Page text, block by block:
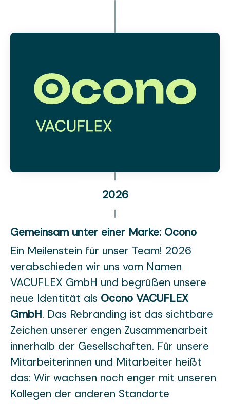
2026
Gemeinsam unter einer Marke: Ocono
Ein Meilenstein für unser Team! 2026
verabschieden wir uns vom Namen
VACUFLEX GmbH und begrüßen unsere
neue Identität als Ocono VACUFLEX
GmbH. Das Rebranding ist das sichtbare
Zeichen unserer engen Zusammenarbeit
innerhalb der Gesellschaften. Für unsere
Mitarbeiterinnen und Mitarbeiter heißt
das: Wir wachsen noch enger mit unseren
Kollegen der anderen Standorte